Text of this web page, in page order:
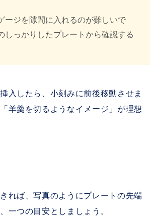
ージを隙間に入れるのが難しいで
しっかりしたプレートから確認する
入したら、小刻みに前後移動させま
羊羹を切るようなイメージ」が理想
れば、写真のようにプレートの先端
一つの目安としましょう。